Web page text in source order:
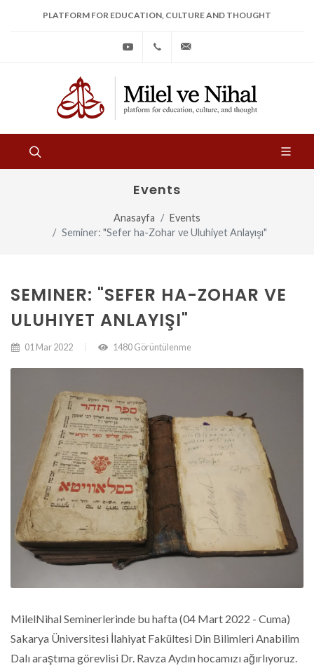
PLATFORM FOR EDUCATION, CULTURE AND THOUGHT
Youtube +90
533
31
Events
Anasayfa
Events
Seminer: "Sefer ha-Zohar ve Uluhiyet Anlayışı"
SEMINER: "SEFER HA-ZOHAR VE
ULUHIYET ANLAYIŞI"
01 Mar 2022 1480 Görüntülenme
MilelNihal Seminerlerinde bu hafta (04 Mart 2022 - Cuma)
Sakarya Üniversitesi İlahiyat Fakültesi Din Bilimleri Anabilim
Dalı araştıma görevlisi Dr. Ravza Aydın hocamızı ağırlıyoruz.